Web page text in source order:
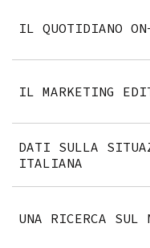
IL QUOTIDIANO
IL MARKETING
DATI SULLA
ITALIANA
UNA RICERCA SUL